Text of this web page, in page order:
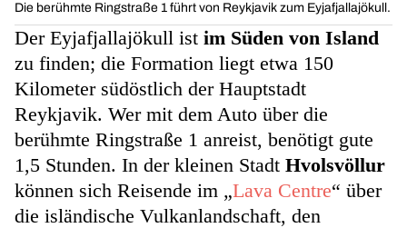
Die berühmte Ringstraße 1 führt von Reykjavik zum Eyjafjallajökull.
Der Eyjafjallajökull ist im Süden von Island
zu finden; die Formation liegt etwa 150
Kilometer südöstlich der Hauptstadt
Reykjavik. Wer mit dem Auto über die
berühmte Ringstraße 1 anreist, benötigt gute
1,5 Stunden. In der kleinen Stadt Hvolsvöllur
können sich Reisende im „Lava Centre“ über
die isländische Vulkanlandschaft, den